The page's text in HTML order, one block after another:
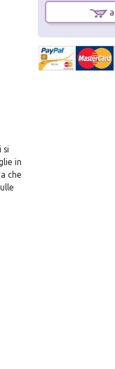
si
in
che
informato delle nostre
cancellarti quando
di iscrizione